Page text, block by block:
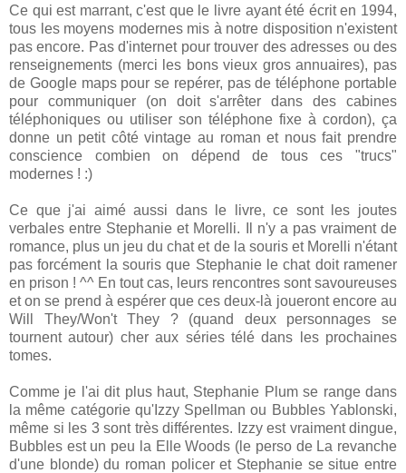
Ce qui est marrant, c'est que le livre ayant été écrit en 1994,
tous les moyens modernes mis à notre disposition n'existent
pas encore. Pas d'internet pour trouver des adresses ou des
renseignements (merci les bons vieux gros annuaires), pas
de Google maps pour se repérer, pas de téléphone portable
pour communiquer (on doit s'arrêter dans des cabines
téléphoniques ou utiliser son téléphone fixe à cordon), ça
donne un petit côté vintage au roman et nous fait prendre
conscience combien on dépend de tous ces "trucs"
modernes ! :)
Ce que j'ai aimé aussi dans le livre, ce sont les joutes
verbales entre Stephanie et Morelli. Il n'y a pas vraiment de
romance, plus un jeu du chat et de la souris et Morelli n'étant
pas forcément la souris que Stephanie le chat doit ramener
en prison ! ^^ En tout cas, leurs rencontres sont savoureuses
et on se prend à espérer que ces deux-là joueront encore au
Will They/Won't They ? (quand deux personnages se
tournent autour) cher aux séries télé dans les prochaines
tomes.
Comme je l'ai dit plus haut, Stephanie Plum se range dans
la même catégorie qu'Izzy Spellman ou Bubbles Yablonski,
même si les 3 sont très différentes. Izzy est vraiment dingue,
Bubbles est un peu la Elle Woods (le perso de La revanche
d'une blonde) du roman policer et Stephanie se situe entre